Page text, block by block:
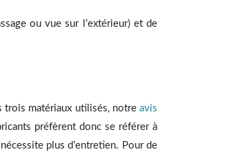
ou vue sur l’extérieur) et de
trois matériaux utilisés, notre avis
préfèrent donc se référer à
plus d’entretien. Pour de